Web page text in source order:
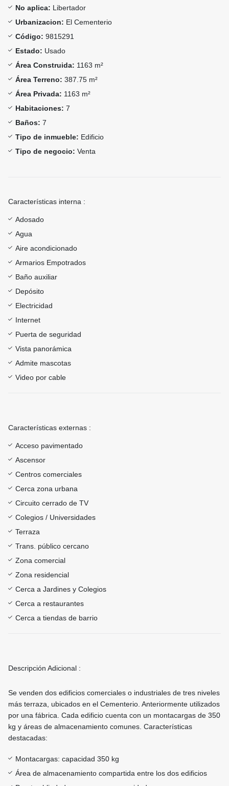
No aplica: Libertador
Urbanizacion: El Cementerio
Código: 9815291
Estado: Usado
Área Construida: 1163 m²
Área Terreno: 387.75 m²
Área Privada: 1163 m²
Habitaciones: 7
Baños: 7
Tipo de inmueble: Edificio
Tipo de negocio: Venta
Características interna :
Adosado
Agua
Aire acondicionado
Armarios Empotrados
Baño auxiliar
Depósito
Electricidad
Internet
Puerta de seguridad
Vista panorámica
Admite mascotas
Video por cable
Características externas :
Acceso pavimentado
Ascensor
Centros comerciales
Cerca zona urbana
Circuito cerrado de TV
Colegios / Universidades
Terraza
Trans. público cercano
Zona comercial
Zona residencial
Cerca a Jardines y Colegios
Cerca a restaurantes
Cerca a tiendas de barrio
Descripción Adicional :
Se venden dos edificios comerciales o industriales de tres niveles
más terraza, ubicados en el Cementerio. Anteriormente utilizados
por una fábrica. Cada edificio cuenta con un montacargas de 350
kg y áreas de almacenamiento comunes. Características
destacadas:
Montacargas: capacidad 350 kg
Área de almacenamiento compartida entre los dos edificios